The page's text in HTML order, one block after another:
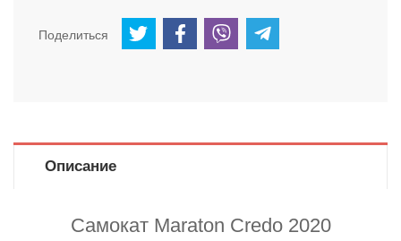
Поделиться
Описание
Самокат Maraton Credo 2020